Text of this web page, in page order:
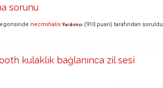
sorunu
necmihalis Yardımcı (910 puan) tarafından soruldu
kulaklık bağlanınca zil sesi